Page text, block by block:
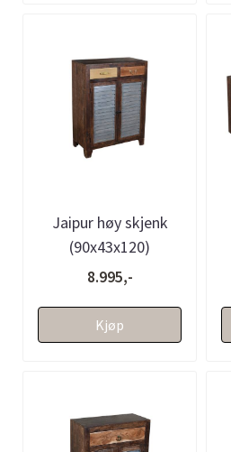
Jaipur høy skjenk
(90x43x120)
8.995,-
Kjøp